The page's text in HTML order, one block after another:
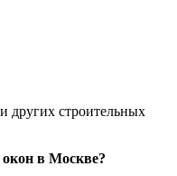
других строительных
окон в Москве?